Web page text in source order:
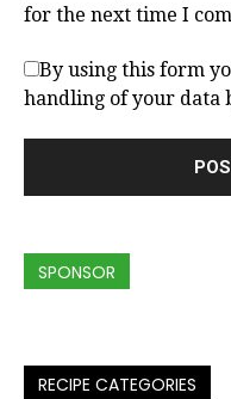
for the next time I
By using this form
handling of your data
SPONSOR
RECIPE CATEGORIES